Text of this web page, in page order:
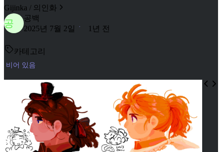
Gijinka / 의인화
공
공백
2025년 7월 2일
1년 전
카테고리
비어 있음